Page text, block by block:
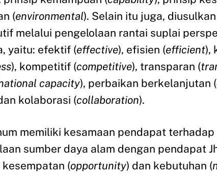
(environmental). Selain itu juga,
melalui pengelolaan rantai suplai
yaitu: efektif (effective), efisien (efficient),
), kompetitif (competitive), transparan (
capacity), perbaikan berkelanjutan (
kolaborasi (collaboration).
memiliki kesamaan pendapat
sumber daya alam dengan pendapat
kesempatan (opportunity) dan kebutuhan (